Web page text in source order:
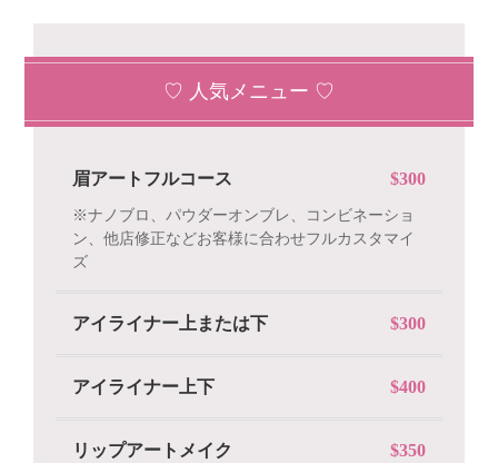
♡ 人気メニュー ♡
眉アートフルコース $300
※ナノブロ、パウダーオンブレ、コンビネーショ
ン、他店修正などお客様に合わせフルカスタマイ
ズ
アイライナー上または下 $300
アイライナー上下 $400
リップアートメイク $350